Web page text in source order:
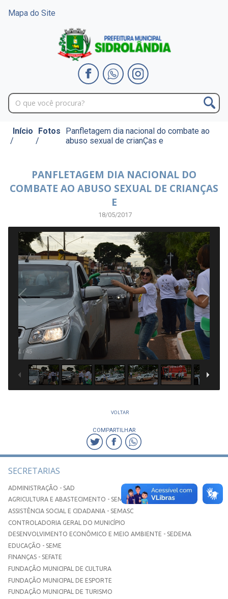
Mapa do Site
Início
/
Fotos
/
Panfletagem dia nacional do combate ao
abuso sexual de crianÇas e
PANFLETAGEM DIA NACIONAL DO
COMBATE AO ABUSO SEXUAL DE CRIANÇAS
E
18/05/2017
1 /45
VOLTAR
COMPARTILHAR
SECRETARIAS
ADMINISTRAÇÃO - SAD
AGRICULTURA E ABASTECIMENTO - SEMAA
ASSISTÊNCIA SOCIAL E CIDADANIA - SEMASC
CONTROLADORIA GERAL DO MUNICÍPIO
DESENVOLVIMENTO ECONÔMICO E MEIO AMBIENTE - SEDEMA
EDUCAÇÃO - SEME
FINANÇAS - SEFATE
FUNDAÇÃO MUNICIPAL DE CULTURA
FUNDAÇÃO MUNICIPAL DE ESPORTE
FUNDAÇÃO MUNICIPAL DE TURISMO